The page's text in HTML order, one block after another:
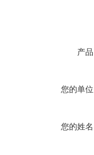
产
您的单
您的姓